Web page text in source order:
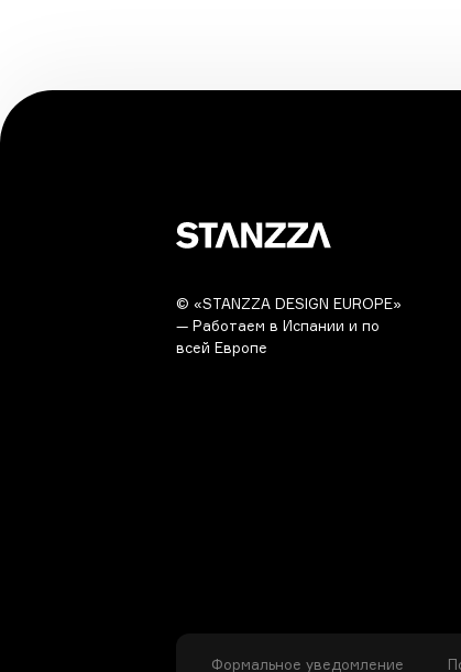
© «STANZZA DESIGN EUROPE»
— Работаем в Испании и по
всей Европе
Формальное уведомление